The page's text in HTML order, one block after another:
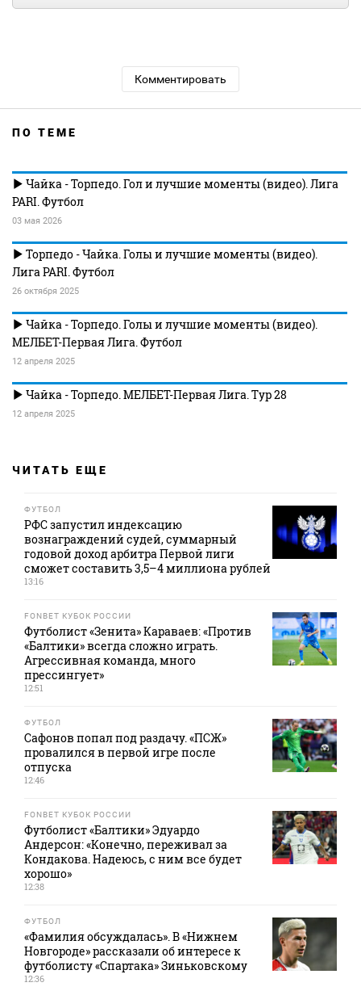
Комментировать
ПО ТЕМЕ
Чайка - Торпедо. Гол и лучшие моменты (видео). Лига
PARI. Футбол
03 мая 2026
Торпедо - Чайка. Голы и лучшие моменты (видео).
Лига PARI. Футбол
26 октября 2025
Чайка - Торпедо. Голы и лучшие моменты (видео).
МЕЛБЕТ-Первая Лига. Футбол
12 апреля 2025
Чайка - Торпедо. МЕЛБЕТ-Первая Лига. Тур 28
12 апреля 2025
ЧИТАТЬ ЕЩЕ
ФУТБОЛ
РФС запустил индексацию
вознаграждений судей, суммарный
годовой доход арбитра Первой лиги
сможет составить 3,5–4 миллиона рублей
13:16
FONBET КУБОК РОССИИ
Футболист «Зенита» Караваев: «Против
«Балтики» всегда сложно играть.
Агрессивная команда, много
прессингует»
12:51
ФУТБОЛ
Сафонов попал под раздачу. «ПСЖ»
провалился в первой игре после
отпуска
12:46
FONBET КУБОК РОССИИ
Футболист «Балтики» Эдуардо
Андерсон: «Конечно, переживал за
Кондакова. Надеюсь, с ним все будет
хорошо»
12:38
ФУТБОЛ
«Фамилия обсуждалась». В «Нижнем
Новгороде» рассказали об интересе к
футболисту «Спартака» Зиньковскому
12:36